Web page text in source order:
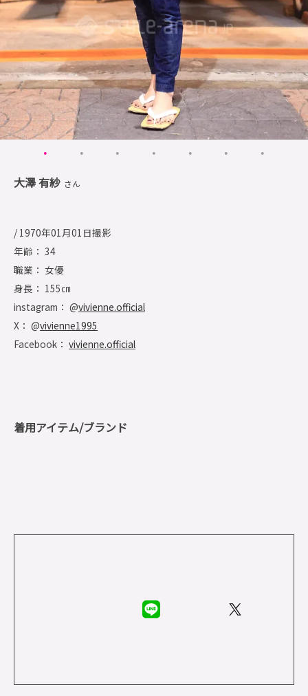
大澤 有紗 さん
/ 1970年01月01日撮影
年齢： 34
職業： 女優
身長： 155㎝
instagram： @vivienne.official
X： @vivienne1995
Facebook： vivienne.official
着用アイテム/ブランド